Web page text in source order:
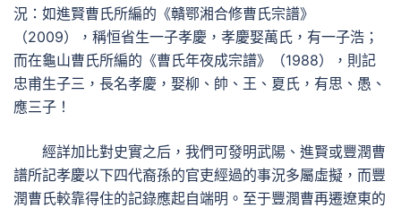
況：如進賢曹氏所編的《贛鄂湘合修曹氏宗譜》
（2009），稱恒省生一子孝慶，孝慶娶萬氏，有一子浩；
而在龜山曹氏所編的《曹氏年夜成宗譜》（1988），則記
忠甫生子三，長名孝慶，娶柳、帥、王、夏氏，有思、愚、
應三子！
經詳加比對史實之后，我們可發明武陽、進賢或豐潤曹
譜所記孝慶以下四代裔孫的官吏經過的事況多屬虛擬，而豐
潤曹氏較靠得住的記錄應起自端明。至于豐潤曹再遷遼東的